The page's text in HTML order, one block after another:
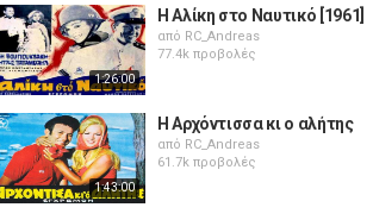
1:26:00
Η Αλίκη στο Ναυτικό [1961]
από RC_Andreas
77.4k προβολές
1:43:00
Η Αρχόντισσα κι ο αλήτης
από RC_Andreas
61.7k προβολές